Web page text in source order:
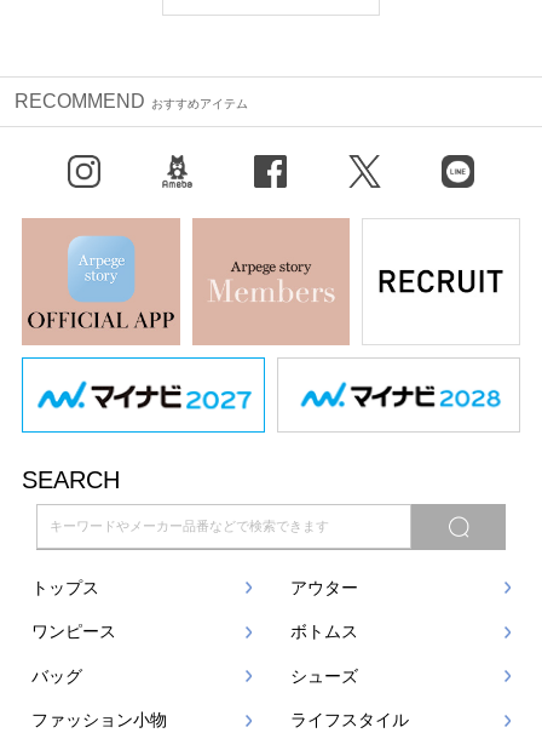
RECOMMEND おすすめアイテム
X（旧Twitter） LINE
SEARCH
トップス アウター
ワンピース ボトムス
バッグ シューズ
ファッション小物 ライフスタイル